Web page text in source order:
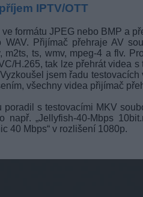
IPTV/OTT
formátu JPEG nebo BMP a
Přijímač přehraje AV
m2ts, ts, wmv, mpeg-4 a flv.
H.265, tak lze přehrát videa s
jsem řadu testovacích
všechny videa přijímač
poradil s testovacími MKV
např. „Jellyfish-40-Mbps
40 Mbps“ v rozlišení 1080p.